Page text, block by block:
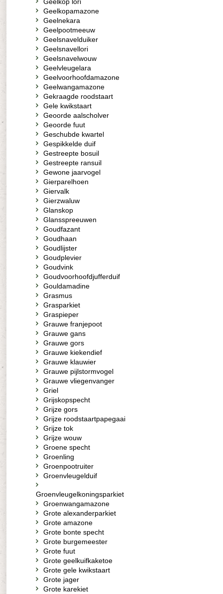
Geelkopamazone
Geelnekara
Geelpootmeeuw
Geelsnavelduiker
Geelsnavellori
Geelsnavelwouw
Geelvleugelara
Geelvoorhoofdamazone
Geelwangamazone
Gekraagde roodstaart
Gele kwikstaart
Geoorde aalscholver
Geoorde fuut
Geschubde kwartel
Gespikkelde duif
Gestreepte bosuil
Gestreepte ransuil
Gewone jaarvogel
Gierparelhoen
Giervalk
Gierzwaluw
Glanskop
Glansspreeuwen
Goudfazant
Goudhaan
Goudlijster
Goudplevier
Goudvink
Goudvoorhoofdjufferduif
Gouldamadine
Grasmus
Grasparkiet
Graspieper
Grauwe franjepoot
Grauwe gans
Grauwe gors
Grauwe kiekendief
Grauwe klauwier
Grauwe pijlstormvogel
Grauwe vliegenvanger
Griel
Grijskopspecht
Grijze gors
Grijze roodstaartpapegaai
Grijze tok
Grijze wouw
Groene specht
Groenling
Groenpootruiter
Groenvleugelduif
Groenvleugelkoningsparkiet
Groenwangamazone
Grote alexanderparkiet
Grote amazone
Grote bonte specht
Grote burgemeester
Grote fuut
Grote geelkuifkaketoe
Grote gele kwikstaart
Grote jager
Grote karekiet